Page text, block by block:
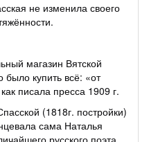
не изменила своего
магазин Вятской
было купить всё: «от
писала пресса 1909 г.
(1818г. постройки)
сама Наталья